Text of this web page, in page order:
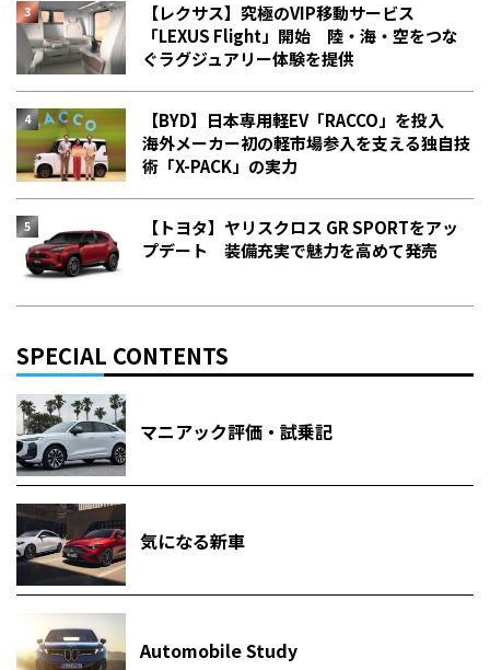
【レクサス】究極のVIP移動サービス
「LEXUS Flight」開始 陸・海・空をつな
ぐラグジュアリー体験を提供
【BYD】日本専用軽EV「RACCO」を投入
海外メーカー初の軽市場参入を支える独自技
術「X-PACK」の実力
【トヨタ】ヤリスクロス GR SPORTをアッ
プデート 装備充実で魅力を高めて発売
SPECIAL CONTENTS
マニアック評価・試乗記
気になる新車
Automobile Study